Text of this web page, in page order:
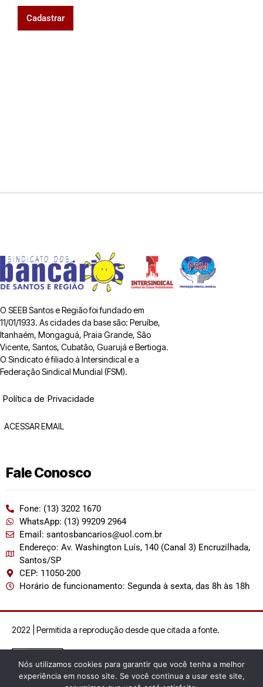
Cadastrar
O SEEB Santos e Região foi fundado em
11/01/1933. As cidades da base são: Peruíbe,
Itanhaém, Mongaguá, Praia Grande, São
Vicente, Santos, Cubatão, Guarujá e Bertioga.
O Sindicato é filiado à Intersindical e a
Federação Sindical Mundial (FSM).
Política de Privacidade
ACESSAR EMAIL
Fale Conosco
Fone: (13) 3202 1670
WhatsApp: (13) 99209 2964
Email: santosbancarios@uol.com.br
Endereço: Av. Washington Luís, 140 (Canal 3) Encruzilhada,
Santos/SP
CEP: 11050-200
Horário de funcionamento: Segunda à sexta, das 8h às 18h
2022 | Permitida a reprodução desde que citada a fonte.
Nós utilizamos cookies para garantir que você tenha a melhor
experiência em nosso site. Se você continua a usar este site,